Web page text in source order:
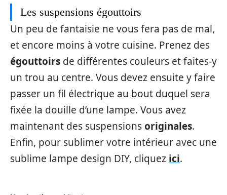
Les suspensions égouttoirs
Un peu de fantaisie ne vous fera pas de mal,
et encore moins à votre cuisine. Prenez des
égouttoirs de différentes couleurs et faites-y
un trou au centre. Vous devez ensuite y faire
passer un fil électrique au bout duquel sera
fixée la douille d’une lampe. Vous avez
maintenant des suspensionsoriginales.
Enfin, pour sublimer votre intérieur avec une
sublime lampe design DIY, cliquez ici.